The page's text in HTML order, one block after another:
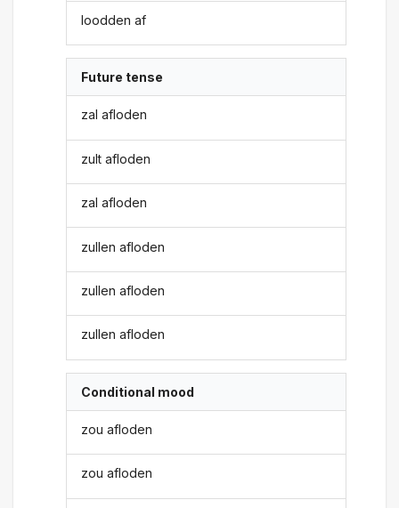
loodden af
Future tense
zal afloden
zult afloden
zal afloden
zullen afloden
zullen afloden
zullen afloden
Conditional mood
zou afloden
zou afloden